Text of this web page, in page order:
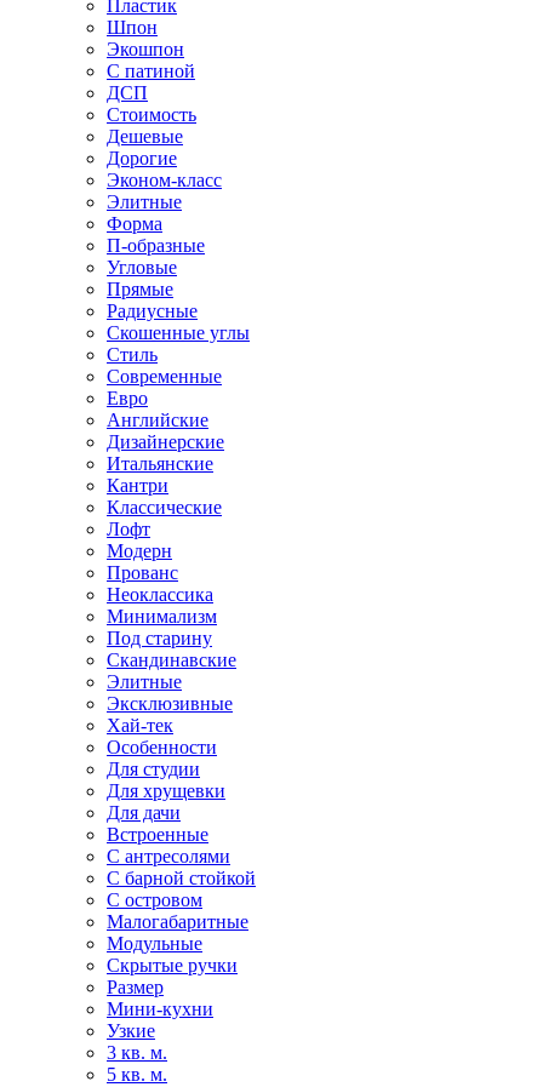
Пластик
Шпон
Экошпон
С патиной
ДСП
Стоимость
Дешевые
Дорогие
Эконом-класс
Элитные
Форма
П-образные
Угловые
Прямые
Радиусные
Скошенные углы
Стиль
Современные
Евро
Английские
Дизайнерские
Итальянские
Кантри
Классические
Лофт
Модерн
Прованс
Неоклассика
Минимализм
Под старину
Скандинавские
Элитные
Эксклюзивные
Хай-тек
Особенности
Для студии
Для хрущевки
Для дачи
Встроенные
С антресолями
С барной стойкой
С островом
Малогабаритные
Модульные
Скрытые ручки
Размер
Мини-кухни
Узкие
3 кв. м.
5 кв. м.